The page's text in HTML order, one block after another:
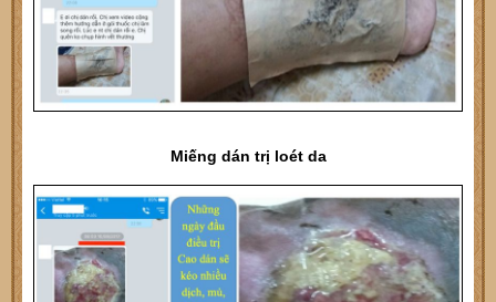
Miếng dán trị loét da